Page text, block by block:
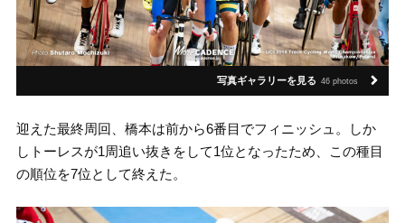
写真ギャラリーを見る 46 photos
迎えた最終周回、橋本は前から6番目でフィニッシュ。しか
しトーレスが1周追い抜きをして1位となったため、この種目
の順位を7位として終えた。